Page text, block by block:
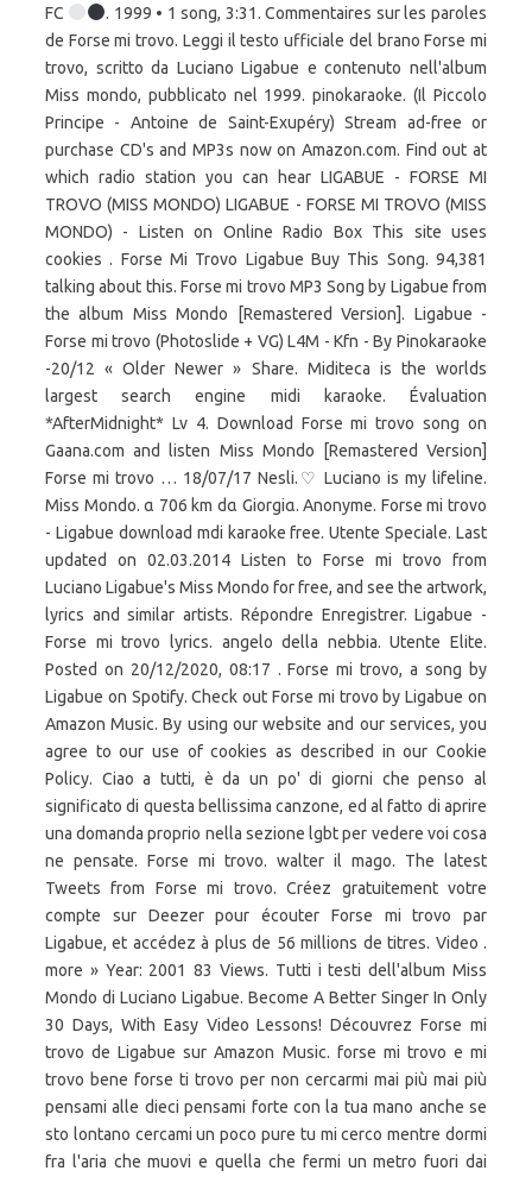
FC
. 1999 • 1 song, 3:31. Commentaires sur les paroles
de Forse mi trovo. Leggi il testo ufficiale del brano Forse mi
trovo, scritto da Luciano Ligabue e contenuto nell'album
Miss mondo, pubblicato nel 1999. pinokaraoke. (Il Piccolo
Principe - Antoine de Saint-Exupéry) Stream ad-free or
purchase CD's and MP3s now on Amazon.com. Find out at
which radio station you can hear LIGABUE - FORSE MI
TROVO (MISS MONDO) LIGABUE - FORSE MI TROVO (MISS
MONDO) - Listen on Online Radio Box This site uses
cookies . Forse Mi Trovo Ligabue Buy This Song. 94,381
talking about this. Forse mi trovo MP3 Song by Ligabue from
the album Miss Mondo [Remastered Version]. Ligabue -
Forse mi trovo (Photoslide + VG) L4M - Kfn - By Pinokaraoke
-20/12 « Older Newer » Share. Miditeca is the worlds
largest search engine midi karaoke. Évaluation
*AfterMidnight* Lv 4. Download Forse mi trovo song on
Gaana.com and listen Miss Mondo [Remastered Version]
Forse mi trovo … 18/07/17 Nesli.♡ Luciano is my lifeline.
Miss Mondo. α 706 km dα Giorgiα. Anonyme. Forse mi trovo
- Ligabue download mdi karaoke free. Utente Speciale. Last
updated on 02.03.2014 Listen to Forse mi trovo from
Luciano Ligabue's Miss Mondo for free, and see the artwork,
lyrics and similar artists. Répondre Enregistrer. Ligabue -
Forse mi trovo lyrics. angelo della nebbia. Utente Elite.
Posted on 20/12/2020, 08:17 . Forse mi trovo, a song by
Ligabue on Spotify. Check out Forse mi trovo by Ligabue on
Amazon Music. By using our website and our services, you
agree to our use of cookies as described in our Cookie
Policy. Ciao a tutti, è da un po' di giorni che penso al
significato di questa bellissima canzone, ed al fatto di aprire
una domanda proprio nella sezione lgbt per vedere voi cosa
ne pensate. Forse mi trovo. walter il mago. The latest
Tweets from Forse mi trovo. Créez gratuitement votre
compte sur Deezer pour écouter Forse mi trovo par
Ligabue, et accédez à plus de 56 millions de titres. Video .
more » Year: 2001 83 Views. Tutti i testi dell'album Miss
Mondo di Luciano Ligabue. Become A Better Singer In Only
30 Days, With Easy Video Lessons! Découvrez Forse mi
trovo de Ligabue sur Amazon Music. forse mi trovo e mi
trovo bene forse ti trovo per non cercarmi mai più mai più
pensami alle dieci pensami forte con la tua mano anche se
sto lontano cercami un poco pure tu mi cerco mentre dormi
fra l'aria che muovi e quella che fermi un metro fuori dai